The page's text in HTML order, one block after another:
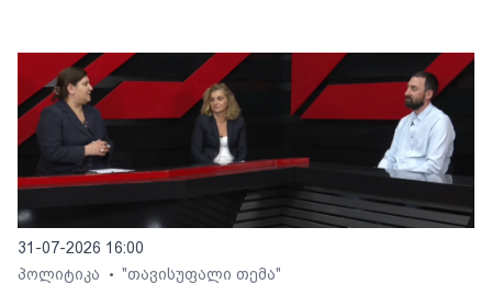
31-07-2026 16:00
პოლიტიკა
• "თავისუფალი თემა"